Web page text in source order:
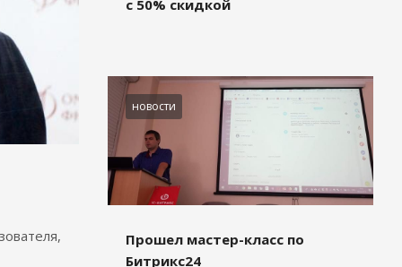
с 50% скидкой
новости
Прошел мастер-класс по
Битрикс24